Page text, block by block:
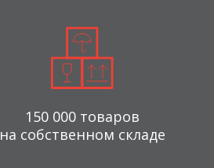
150 000 товаров
на собственном складе